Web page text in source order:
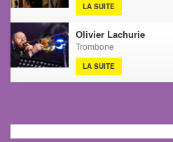
LA SUITE
Olivier Lachurie
Trombone
LA SUITE